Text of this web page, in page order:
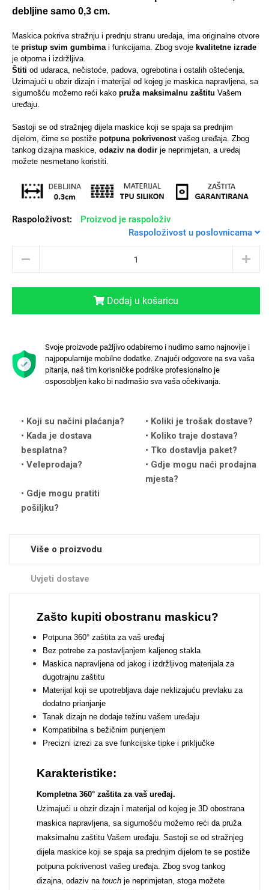
debljine samo 0,3 cm.
Maskica pokriva stražnju i prednju stranu uređaja, ima originalne otvore
te pristup svim gumbimai funkcijama. Zbog svoje kvalitetne izrade
je otporna i izdržljiva.
Štiti od udaraca, nečistoće, padova, ogrebotina i ostalih oštećenja.
Uzimajući u obzir dizajn i materijal od kojeg je maskica napravljena, sa
sigurnošću možemo reći kako pruža maksimalnu zaštitu Vašem
uređaju.
Sastoji se od stražnjeg dijela maskice koji se spaja sa prednjim
dijelom, čime se postiže potpuna pokrivenostvašeg uređaja. Zbog
tankog dizajna maskice, odaziv na dodir je neprimjetan, a uređaj
možete nesmetano koristiti.
Raspoloživost:
Proizvod je raspoloživ
Raspoloživost u poslovnicama
Dodaj u košaricu
Svoje proizvode pažljivo odabiremo i nudimo samo najnovije i
najpopularnije mobilne dodatke. Znajući odgovore na sva vaša
pitanja, naš tim korisničke podrške profesionalno je
osposobljen kako bi nadmašio sva vaša očekivanja.
Koji su načini plaćanja?
Koliki je trošak dostave?
Kada je dostava
besplatna?
Koliko traje dostava?
Tko dostavlja paket?
Veleprodaja?
Gdje mogu naći prodajna
mjesta?
Gdje mogu pratiti
pošiljku?
Više o proizvodu
Uvjeti dostave
Zašto kupiti obostranu maskicu?
Potpuna 360° zaštita za vaš uređaj
Bez potrebe za postavljanjem kaljenog stakla
Maskica napravljena od jakog i izdržljivog materijala za
dugotrajnu zaštitu
Materijal koji se upotrebljava daje neklizajuću prevlaku za
dodatno prianjanje
Tanak dizajn ne dodaje težinu vašem uređaju
Kompatibilna s bežičnim punjenjem
Precizni izrezi za sve funkcijske tipke i priključke
Karakteristike:
Kompletna 360° zaštita za vaš uređaj.
Uzimajući u obzir dizajn i materijal od kojeg je 3D obostrana
maskica napravljena, sa sigurnošću možemo reći da pruža
maksimalnu zaštitu Vašem uređaju. Sastoji se od stražnjeg
dijela maskice koji se spaja sa prednjim dijelom te se postiže
potpuna pokrivenost vašeg uređaja. Zbog svog tankog
dizajna, odaziv na touch je neprimjetan, stoga možete
Sleng Feel Good
Životinjsko carstvo
Love motivi I Need Some Space
Quotes Collection Cirkus
Doodles Apstraktni motivi
Monogrami Dječji motivi
Za njega Za nju
Univerzalne futrole i
maskice
Preklopne maskice